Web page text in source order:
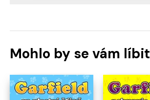
Mohlo by se vám líbit